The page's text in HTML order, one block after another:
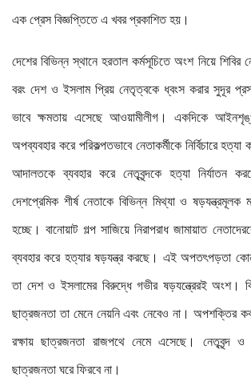
এক প্রেস বিজ্ঞপ্তিতে এ খবর প্রকাশিত হয়।
দেশের বিভিন্ন স্থানে হরতাল কর্মসূচিতে অংশ নিয়ে শিবির
বরং দেশ ও ইসলাম প্রিয় নেতৃত্বকে ধ্বংস করার সুদূর
ভাবে ক্ষমতায় এসেছে আওয়ামীলীগ। একদিকে
অপব্যবহার করে পরিকল্পতভাবে নেতাকর্মীকে নির্বিচারে
আদালতকে ব্যবহার করে নেতৃবৃন্দকে হত্যা নির্যাতন
দেশপ্রেমিক শীর্ষ নেতাকে বিভিন্ন মিথ্যা ও ষড়যন্ত্রমূলক
হচ্ছে। বানোয়াট গল্প সাজিয়ে নিরাপরাধ জামায়াত
ব্যবহার করে হত্যার ষড়যন্ত্র করছে। এই অপতৎপড়তা কোন
তা দেশ ও ইসলামের বিরুদ্ধে গভীর ষড়যন্ত্রেরই অংশ।
ছাত্রজনতা তা মেনে নেয়নি এবং নেবেও না। অপশক্তির
রক্ষায় ছাত্রজনতা রাজপথে নেমে এসেছে। নেতৃবৃন্দ ও
ছাত্রজনতা ঘরে ফিরবে না।